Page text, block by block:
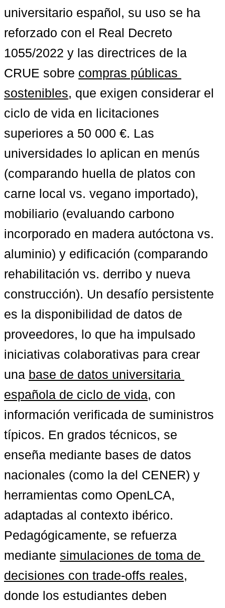
universitario español, su uso se ha
reforzado con el Real Decreto
1055/2022 y las directrices de la
CRUE sobre compras públicas
sostenibles, que exigen considerar el
ciclo de vida en licitaciones
superiores a 50 000 €. Las
universidades lo aplican en menús
(comparando huella de platos con
carne local vs. vegano importado),
mobiliario (evaluando carbono
incorporado en madera autóctona vs.
aluminio) y edificación (comparando
rehabilitación vs. derribo y nueva
construcción). Un desafío persistente
es la disponibilidad de datos de
proveedores, lo que ha impulsado
iniciativas colaborativas para crear
una base de datos universitaria
española de ciclo de vida, con
información verificada de suministros
típicos. En grados técnicos, se
enseña mediante bases de datos
nacionales (como la del CENER) y
herramientas como OpenLCA,
adaptadas al contexto ibérico.
Pedagógicamente, se refuerza
mediante simulaciones de toma de
decisiones con trade-offs reales,
donde los estudiantes deben